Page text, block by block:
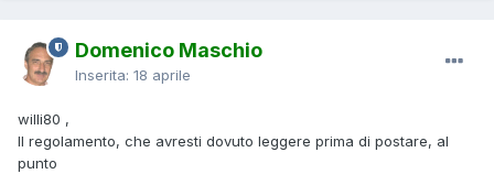
Domenico Maschio
Inserita: 18 aprile
willi80 ,
Il regolamento, che avresti dovuto leggere prima di postare, al
punto